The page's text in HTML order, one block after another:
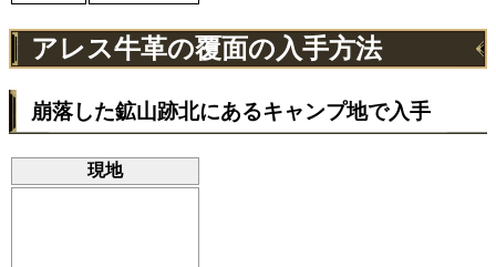
アレス牛革の覆面の入手方法
崩落した鉱山跡北にあるキャンプ地で入手
現地